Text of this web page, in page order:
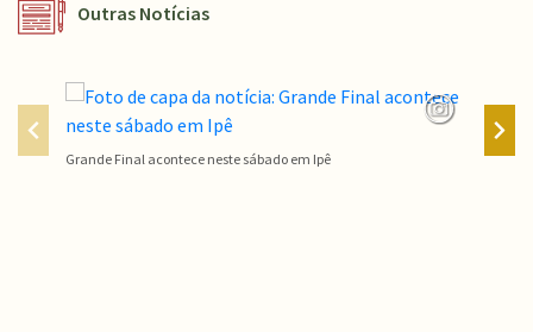
Outras Notícias
Grande Final acontece neste sábado em Ipê